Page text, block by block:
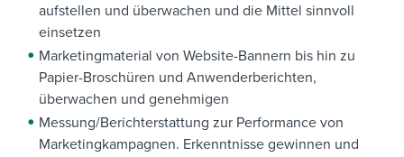
aufstellen und überwachen und die Mittel sinnvoll
einsetzen
Marketingmaterial von Website-Bannern bis hin zu
Papier-Broschüren und Anwenderberichten,
überwachen und genehmigen
Messung/Berichterstattung zur Performance von
Marketingkampagnen. Erkenntnisse gewinnen und